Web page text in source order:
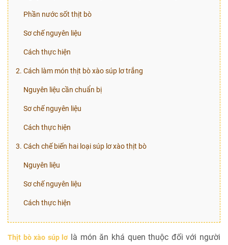
Phần nước sốt thịt bò
Sơ chế nguyên liệu
Cách thực hiện
2. Cách làm món thịt bò xào súp lơ trắng
Nguyên liệu cần chuẩn bị
Sơ chế nguyên liệu
Cách thực hiện
3. Cách chế biến hai loại súp lơ xào thịt bò
Nguyên liệu
Sơ chế nguyên liệu
Cách thực hiện
Thịt bò xào súp lơlà món ăn khá quen thuộc đối với người